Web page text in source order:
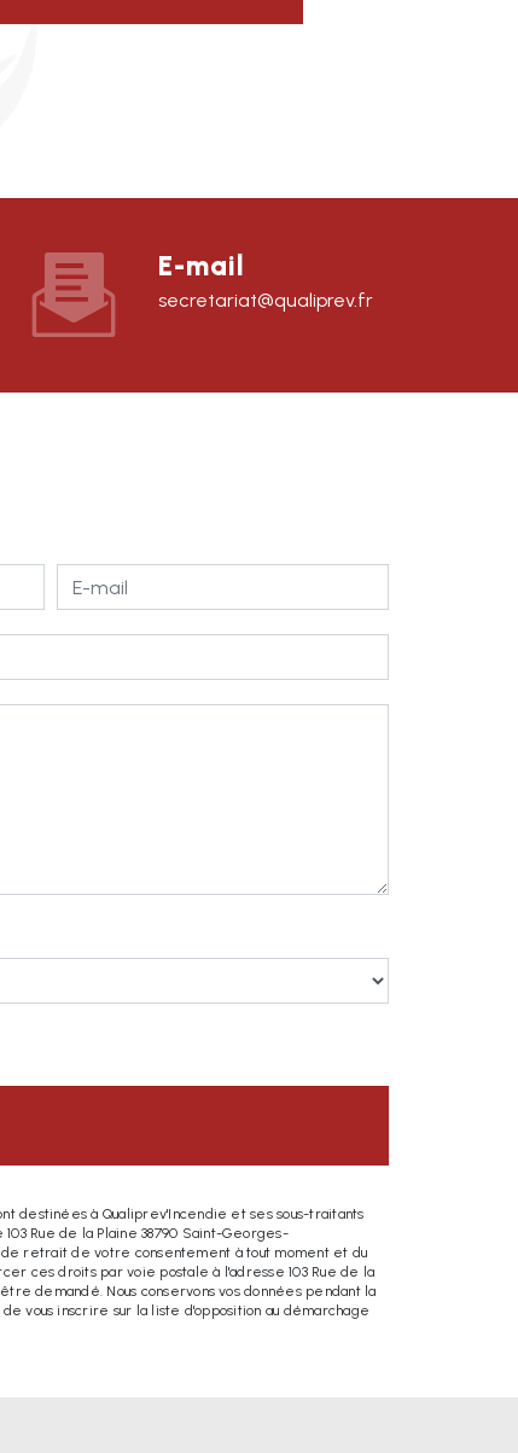
E-mail
secretariat@qualiprev.fr
destinées à Qualiprev'Incendie et ses sous-traitants
Rue de la Plaine 38790 Saint-Georges-
de retrait de votre consentement à tout moment et du
ces droits par voie postale à l'adresse 103 Rue de la
demandé. Nous conservons vos données pendant la
vous inscrire sur la liste d'opposition au démarchage